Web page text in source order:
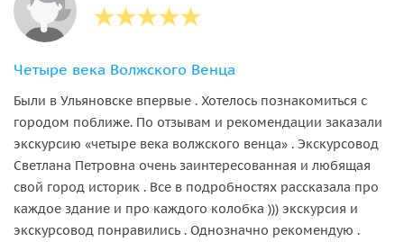
Четыре века Волжского Венца
Были в Ульяновске впервые . Хотелось познакомиться с
городом поближе. По отзывам и рекомендации заказали
экскурсию «четыре века волжского венца» . Экскурсовод
Светлана Петровна очень заинтересованная и любящая
свой город историк . Все в подробностях рассказала про
каждое здание и про каждого колобка ))) экскурсия и
экскурсовод понравились . Однозначно рекомендую .